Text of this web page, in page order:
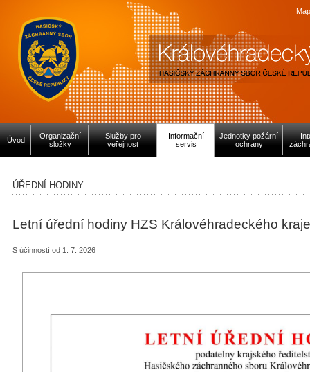
Úvod
Organizační
složky
Služby pro
veřejnost
Informační
servis
Jednotky požární
ochrany
ÚŘEDNÍ HODINY
Letní úřední hodiny HZS Královéhradeckého kraje
S účinností od 1. 7. 2026